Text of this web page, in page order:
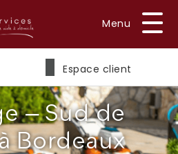
Espace client
– Sud de
Bordeaux